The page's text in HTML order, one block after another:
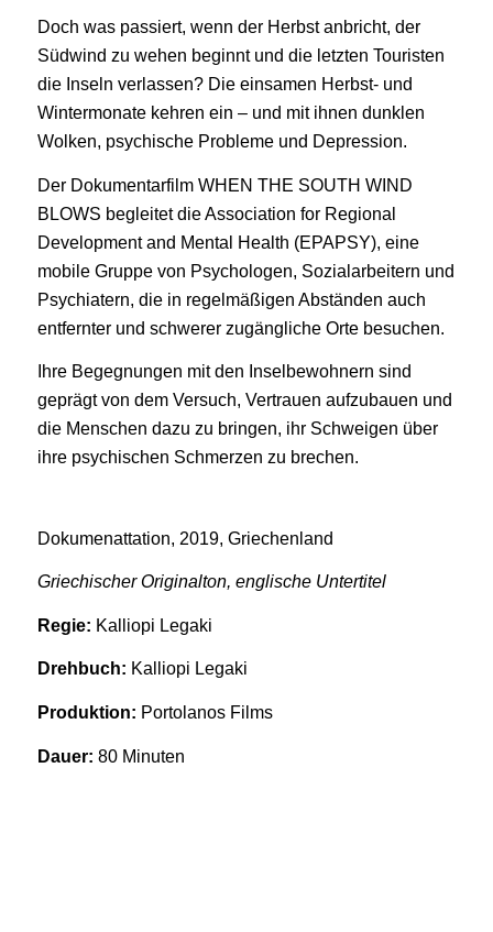
Doch was passiert, wenn der Herbst anbricht, der
Südwind zu wehen beginnt und die letzten Touristen
die Inseln verlassen? Die einsamen Herbst- und
Wintermonate kehren ein – und mit ihnen dunklen
Wolken, psychische Probleme und Depression.
Der Dokumentarfilm WHEN THE SOUTH WIND
BLOWS begleitet die Association for Regional
Development and Mental Health (EPAPSY), eine
mobile Gruppe von Psychologen, Sozialarbeitern und
Psychiatern, die in regelmäßigen Abständen auch
entfernter und schwerer zugängliche Orte besuchen.
Ihre Begegnungen mit den Inselbewohnern sind
geprägt von dem Versuch, Vertrauen aufzubauen und
die Menschen dazu zu bringen, ihr Schweigen über
ihre psychischen Schmerzen zu brechen.
Dokumenattation, 2019, Griechenland
Griechischer Originalton, englische Untertitel
Regie: Kalliopi Legaki
Drehbuch: Kalliopi Legaki
Produktion: Portolanos Films
Dauer: 80 Minuten